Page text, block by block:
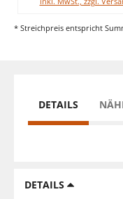
* Streichpreis entspricht
DETAILS
DETAILS